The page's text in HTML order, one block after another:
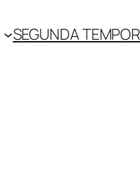
SEGUNDA